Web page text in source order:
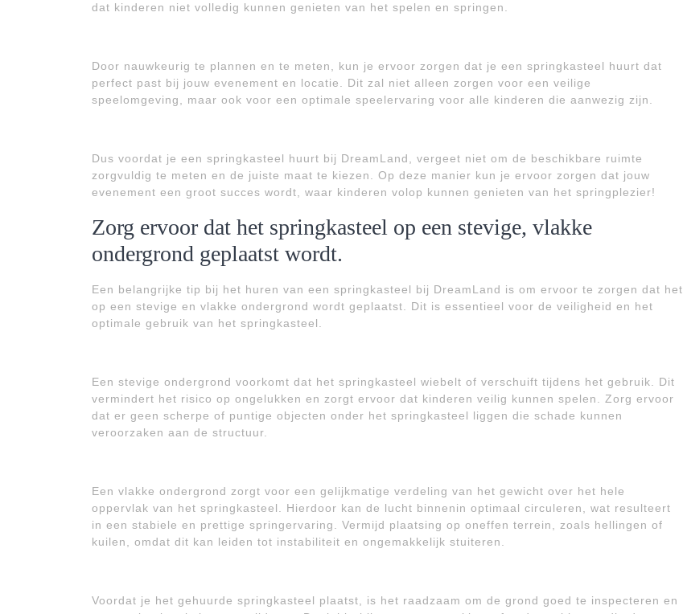
dat kinderen niet volledig kunnen genieten van het spelen en springen.
Door nauwkeurig te plannen en te meten, kun je ervoor zorgen dat je een springkasteel huurt dat
perfect past bij jouw evenement en locatie. Dit zal niet alleen zorgen voor een veilige
speelomgeving, maar ook voor een optimale speelervaring voor alle kinderen die aanwezig zijn.
Dus voordat je een springkasteel huurt bij DreamLand, vergeet niet om de beschikbare ruimte
zorgvuldig te meten en de juiste maat te kiezen. Op deze manier kun je ervoor zorgen dat jouw
evenement een groot succes wordt, waar kinderen volop kunnen genieten van het springplezier!
Zorg ervoor dat het springkasteel op een stevige, vlakke
ondergrond geplaatst wordt.
Een belangrijke tip bij het huren van een springkasteel bij DreamLand is om ervoor te zorgen dat het
op een stevige en vlakke ondergrond wordt geplaatst. Dit is essentieel voor de veiligheid en het
optimale gebruik van het springkasteel.
Een stevige ondergrond voorkomt dat het springkasteel wiebelt of verschuift tijdens het gebruik. Dit
vermindert het risico op ongelukken en zorgt ervoor dat kinderen veilig kunnen spelen. Zorg ervoor
dat er geen scherpe of puntige objecten onder het springkasteel liggen die schade kunnen
veroorzaken aan de structuur.
Een vlakke ondergrond zorgt voor een gelijkmatige verdeling van het gewicht over het hele
oppervlak van het springkasteel. Hierdoor kan de lucht binnenin optimaal circuleren, wat resulteert
in een stabiele en prettige springervaring. Vermijd plaatsing op oneffen terrein, zoals hellingen of
kuilen, omdat dit kan leiden tot instabiliteit en ongemakkelijk stuiteren.
Voordat je het gehuurde springkasteel plaatst, is het raadzaam om de grond goed te inspecteren en